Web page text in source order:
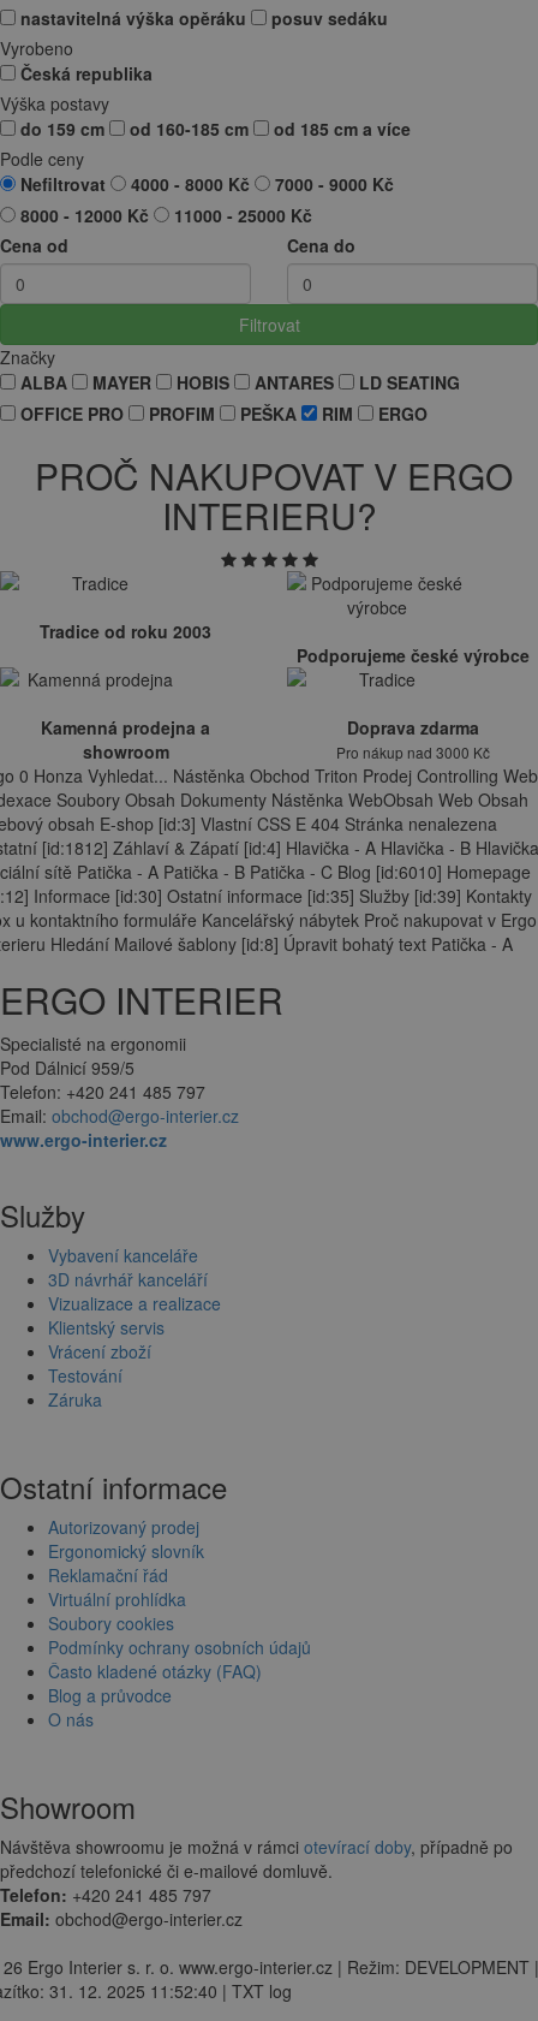
nastavitelná výška opěráku
posuv sedáku
Vyrobeno
Česká republika
Výška postavy
do 159 cm
od 160-185 cm
od 185 cm a více
Podle ceny
Nefiltrovat
4000 - 8000 Kč
7000 - 9000 Kč
8000 - 12000 Kč
11000 - 25000 Kč
Cena od
Cena do
Filtrovat
Značky
ALBA
MAYER HOBIS ANTARES
LD SEATING
OFFICE PRO
PROFIM PEŠKA RIM ERGO
PROČ NAKUPOVAT V ERGO
INTERIERU?
Tradice od roku 2003
Podporujeme české výrobce
Kamenná prodejna a
showroom
Doprava zdarma
Pro nákup nad 3000 Kč
0 Honza Vyhledat... Nástěnka Obchod Triton Prodej Controlling Web
Soubory Obsah Dokumenty Nástěnka WebObsah Web Obsah
obsah E-shop [id:3] Vlastní CSS E 404 Stránka nenalezena
[id:1812] Záhlaví & Zápatí [id:4] Hlavička - A Hlavička - B
sítě Patička - A Patička - B Patička - C Blog [id:6010] Homepage
Informace [id:30] Ostatní informace [id:35] Služby [id:39] Kontakty
u kontaktního formuláře Kancelářský nábytek Proč nakupovat v Ergo
Hledání Mailové šablony [id:8] Úpravit bohatý text Patička - A
ERGO INTERIER
Specialisté na ergonomii
Pod Dálnicí 959/5
Telefon: +420 241 485 797
Email: obchod@ergo-interier.cz
www.ergo-interier.cz
Služby
Vybavení kanceláře
3D návrhář kanceláří
Vizualizace a realizace
Klientský servis
Vrácení zboží
Testování
Záruka
Ostatní informace
Autorizovaný prodej
Ergonomický slovník
Reklamační řád
Virtuální prohlídka
Soubory cookies
Podmínky ochrany osobních údajů
Často kladené otázky (FAQ)
Blog a průvodce
O nás
Showroom
Návštěva showroomu je možná v rámci otevírací doby, případně po
předchozí telefonické či e-mailové domluvě.
Telefon: +420 241 485 797
Email: obchod@ergo-interier.cz
Ergo Interier s. r. o. www.ergo-interier.cz | Režim: DEVELOPMENT |
31. 12. 2025 11:52:40 | TXT log